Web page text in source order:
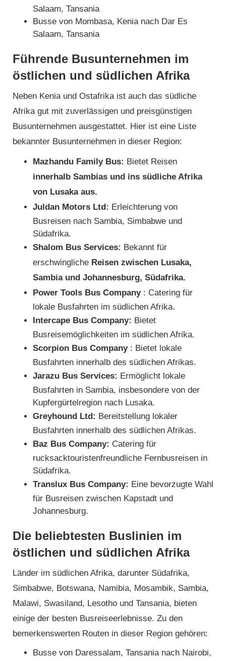
Salaam, Tansania
Busse von Mombasa, Kenia nach Dar Es
Salaam, Tansania
Führende Busunternehmen im
östlichen und südlichen Afrika
Neben Kenia und Ostafrika ist auch das südliche
Afrika gut mit zuverlässigen und preisgünstigen
Busunternehmen ausgestattet. Hier ist eine Liste
bekannter Busunternehmen in dieser Region:
Mazhandu Family Bus: Bietet Reisen
innerhalb Sambias und ins südliche Afrika
von Lusaka aus.
Juldan Motors Ltd: Erleichterung von
Busreisen nach Sambia, Simbabwe und
Südafrika.
Shalom Bus Services: Bekannt für
erschwingliche Reisen zwischen Lusaka,
Sambia und Johannesburg, Südafrika.
Power Tools Bus Company: Catering für
lokale Busfahrten im südlichen Afrika.
Intercape Bus Company: Bietet
Busreisemöglichkeiten im südlichen Afrika.
Scorpion Bus Company: Bietet lokale
Busfahrten innerhalb des südlichen Afrikas.
Jarazu Bus Services: Ermöglicht lokale
Busfahrten in Sambia, insbesondere von der
Kupfergürtelregion nach Lusaka.
Greyhound Ltd: Bereitstellung lokaler
Busfahrten innerhalb des südlichen Afrikas.
Baz Bus Company: Catering für
rucksacktouristenfreundliche Fernbusreisen in
Südafrika.
Translux Bus Company: Eine bevorzugte Wahl
für Busreisen zwischen Kapstadt und
Johannesburg.
Die beliebtesten Buslinien im
östlichen und südlichen Afrika
Länder im südlichen Afrika, darunter Südafrika,
Simbabwe, Botswana, Namibia, Mosambik, Sambia,
Malawi, Swasiland, Lesotho und Tansania, bieten
einige der besten Busreiseerlebnisse. Zu den
bemerkenswerten Routen in dieser Region gehören:
Busse von Daressalam, Tansania nach Nairobi,